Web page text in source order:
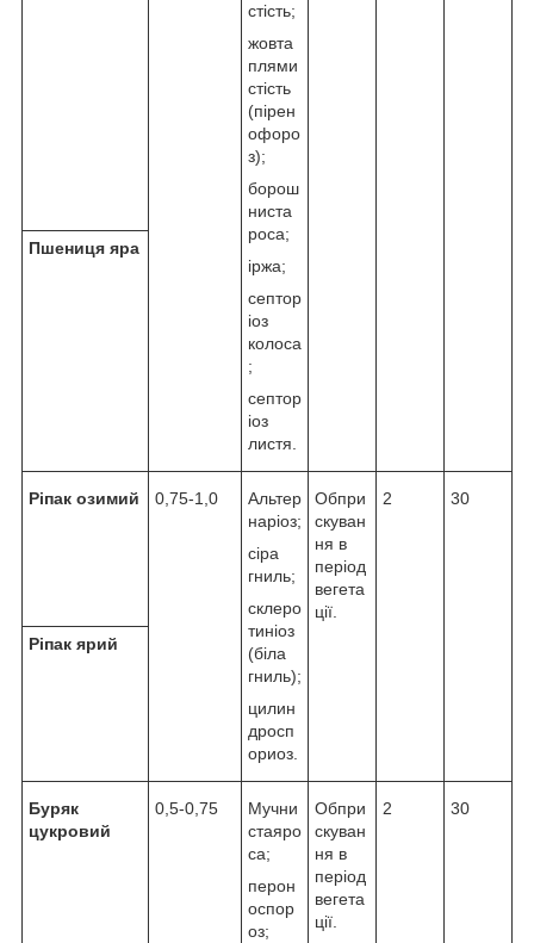
стість;
жовта
плями
стість
(пірен
офоро
з);
борош
ниста
роса;
іржа;
септор
іоз
колоса
;
септор
іоз
листя.
Пшениця яра
Ріпак озимий 0,75-1,0
Альтер
наріоз;
сіра
гниль;
склеро
тиніоз
(біла
гниль);
цилин
дросп
ориоз.
Обпри
скуван
ня в
період
вегета
ції.
2 30
Ріпак ярий
Буряк
цукровий
0,5-0,75
Мучни
стаяро
са;
перон
оспор
оз;
Обпри
скуван
ня в
період
вегета
ції.
2 30